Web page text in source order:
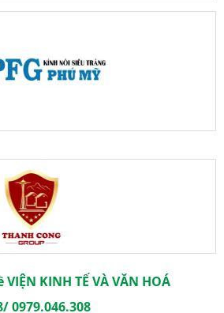
KINH TẾ VÀ VĂN HOÁ
0979.046.308